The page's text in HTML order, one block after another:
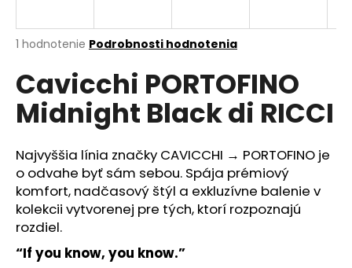
Priemerné
produktu
je
5,0
hviezdičiek.
1 hodnotenie Podrobnosti hodnotenia
Cavicchi PORTOFINO
Midnight Black di RICCI
Najvyššia línia značky CAVICCHI → PORTOFINO je
o odvahe byť sám sebou. Spája prémiový
komfort, nadčasový štýl a exkluzívne balenie v
kolekcii vytvorenej pre tých, ktorí rozpoznajú
rozdiel.
“If you know, you know.”
j
ť
?
HĽADAŤ
O